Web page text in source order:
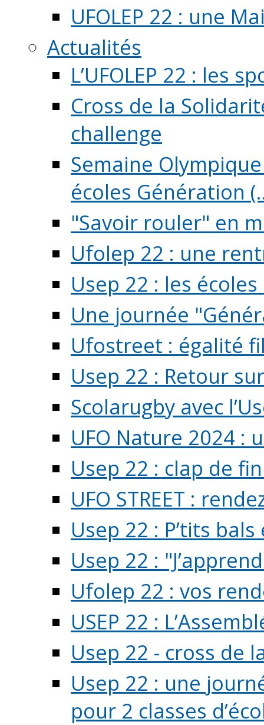
UFOLEP 22 : une
Actualités
L’UFOLEP 22 : les
Cross de la
challenge
Semaine
écoles Génération
"Savoir rouler" en
Ufolep 22 : une
Usep 22 : les
Une journée
Ufostreet : égalité
Usep 22 : Retour
Scolarugby avec
UFO Nature 2024 :
Usep 22 : clap de
UFO STREET :
Usep 22 : P’tits
Usep 22 :
Ufolep 22 : vos
USEP 22 :
Usep 22 - cross de
Usep 22 : une
pour 2 classes